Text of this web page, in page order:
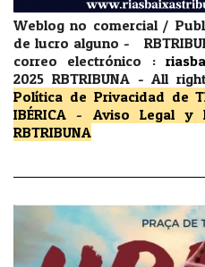
Weblog no comercial /
de lucro alguno -
correo electrónico :
2025 RBTRIBUNA -All
Política de Privacidad de
IBÉRICA - Aviso Legal y
RBTRIBUNA